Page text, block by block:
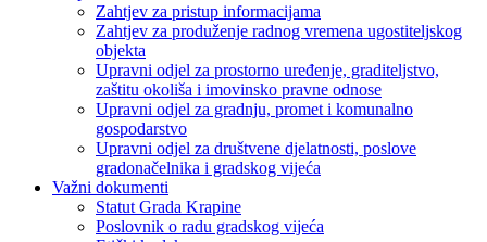
Zahtjev za pristup informacijama
Zahtjev za produženje radnog vremena ugostiteljskog
objekta
Upravni odjel za prostorno uređenje, graditeljstvo,
zaštitu okoliša i imovinsko pravne odnose
Upravni odjel za gradnju, promet i komunalno
gospodarstvo
Upravni odjel za društvene djelatnosti, poslove
gradonačelnika i gradskog vijeća
Važni dokumenti
Statut Grada Krapine
Poslovnik o radu gradskog vijeća